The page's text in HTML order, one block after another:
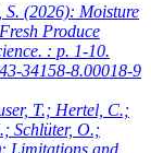
S. (2026): Moisture
Produce
: p. 1-10.
34158-8.00018-9
T.; Hertel, C.;
Schlüter, O.;
Limitations and